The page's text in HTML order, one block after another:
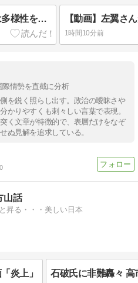
【悲報】落語家「リベラルは多様性を認めろ！と言いながら自分達と違う意見には執拗に攻撃してくる！」ｗｗｗｗｗｗｗｗｗｗｗｗｗｗ
1時間10分前
情勢を直截に分析
を鋭く照らし出す。政治の曖昧さや
かりやすくも刺々しい言葉で表現。
く文章が特徴的で、表層だけをなぞ
ぬ見解を追求している。
山話
昇る・・・美しい日本
炎上」